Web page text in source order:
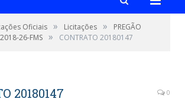
Oficiais » Licitações »
PREGÃO
2018-26-FMS » CONTRATO 20180147
20180147 0